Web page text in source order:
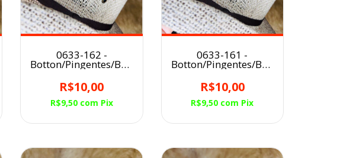
0633-162 -
Botton/Pingentes/Broche
para Chapéu NELORE
R$10,00
R$9,50 com Pix
0633-161 -
Botton/Pingentes/Broche
para Chapéu NELORE
R$10,00
R$9,50 com Pix